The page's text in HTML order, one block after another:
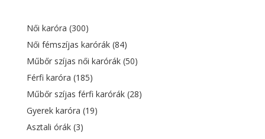
Női karóra (300)
Női fémszíjas karórák (84)
Műbőr szíjas női karórák (50)
Férfi karóra (185)
Műbőr szíjas férfi karórák (28)
Gyerek karóra (19)
Asztali órák (3)